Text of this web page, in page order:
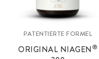
PATENTIERTE FORMEL
ORIGINAL NIAGEN ®